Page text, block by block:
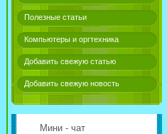
Полезные статьи
Компьютеры и оргтехника
Добавить свежую статью
Добавить свежую новость
Мини - чат